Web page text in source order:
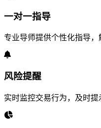
一对一指导
专业导师提供个性化指导，
风险提醒
实时监控交易行为，及时提